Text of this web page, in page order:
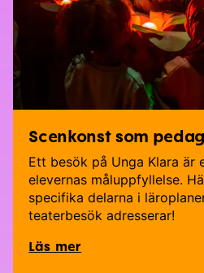
Scenkonst som
Ett besök på Unga Klara är
elevernas måluppfyllelse.
specifika delarna i
teaterbesök adresserar!
Läs mer